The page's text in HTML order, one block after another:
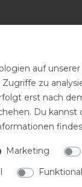
speziell für
Tech
individuelle
an
auf
zu
erst nach
Du
Marketing
Funktional